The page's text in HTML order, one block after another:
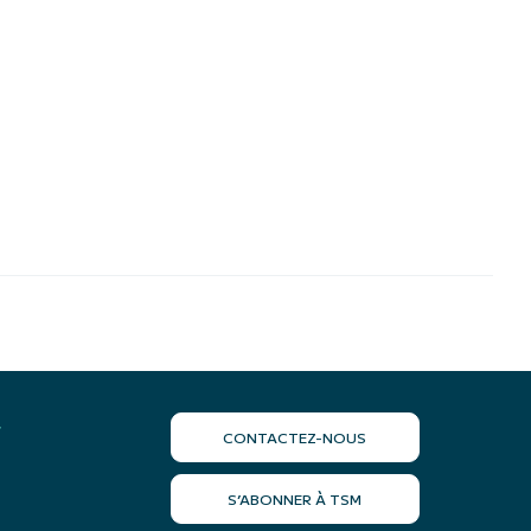
CONTACTEZ-NOUS
S’ABONNER À TSM